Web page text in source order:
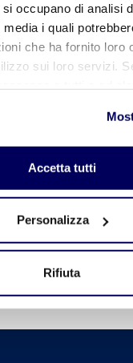
occupano di analisi
i quali
che ha fornito loro
sui loro servizi.
tutti". Se non vuole i
il consenso sul
Accetta tutti
Personalizza
Rifiuta
CER il giornale della
1 2345